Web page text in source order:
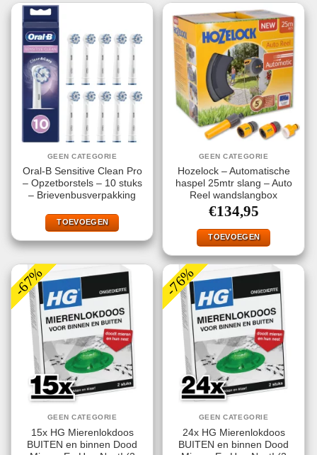
GEEN CATEGORIE
Oral-B Sensitive Clean Pro
– Opzetborstels – 10 stuks
– Brievenbusverpakking
TOEVOEGEN
GEEN CATEGORIE
Hozelock – Automatische
haspel 25mtr slang – Auto
Reel wandslangbox
€134,95
TOEVOEGEN
-67%
GEEN CATEGORIE
15x HG Mierenlokdoos
BUITEN en binnen Dood
-76%
GEEN CATEGORIE
24x HG Mierenlokdoos
BUITEN en binnen Dood